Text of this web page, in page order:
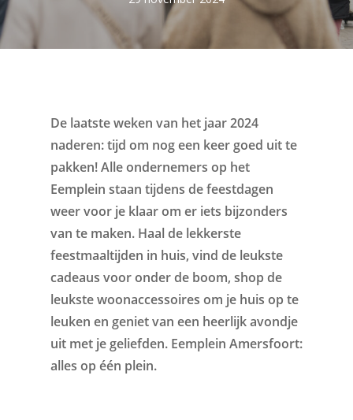
De laatste weken van het jaar 2024
naderen: tijd om nog een keer goed uit te
pakken! Alle ondernemers op het
Eemplein staan tijdens de feestdagen
weer voor je klaar om er iets bijzonders
van te maken. Haal de lekkerste
feestmaaltijden in huis, vind de leukste
cadeaus voor onder de boom, shop de
leukste woonaccessoires om je huis op te
leuken en geniet van een heerlijk avondje
uit met je geliefden. Eemplein Amersfoort:
alles op één plein.